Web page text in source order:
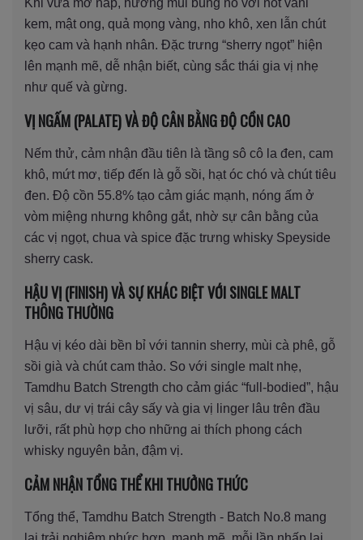
Khi vừa mở nắp, hương mũi bùng nổ với nốt vani
kem, mật ong, quả mọng vàng, nho khô, xen lẫn chút
kẹo cam và hạnh nhân. Đặc trưng “sherry ngọt” hiện
lên mạnh mẽ, dễ nhận biết, cùng sắc thái gia vị nhẹ
như quế và gừng.
VỊ NGẤM (PALATE) VÀ ĐỘ CÂN BẰNG ĐỘ CỒN CAO
Nếm thử, cảm nhận đầu tiên là tầng sô cô la đen, cam
khô, mứt mơ, tiếp đến là gỗ sồi, hạt óc chó và chút tiêu
đen. Độ cồn 55.8% tạo cảm giác mạnh, nóng ấm ở
vòm miệng nhưng không gắt, nhờ sự cân bằng của
các vị ngọt, chua và spice đặc trưng whisky Speyside
sherry cask.
HẬU VỊ (FINISH) VÀ SỰ KHÁC BIỆT VỚI SINGLE MALT
THÔNG THƯỜNG
Hậu vị kéo dài bền bỉ với tannin sherry, mùi cà phê, gỗ
sồi già và chút cam thảo. So với single malt nhẹ,
Tamdhu Batch Strength cho cảm giác “full-bodied”, hậu
vị sâu, dư vị trái cây sấy và gia vị linger lâu trên đầu
lưỡi, rất phù hợp cho những ai thích phong cách
whisky nguyên bản, đậm vị.
CẢM NHẬN TỔNG THỂ KHI THƯỞNG THỨC
Tổng thể, Tamdhu Batch Strength - Batch No.8 mang